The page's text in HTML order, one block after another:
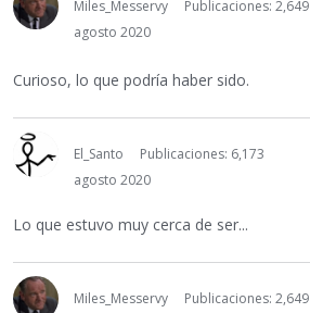
Miles_Messervy
Publicaciones: 2,649
agosto 2020
Curioso, lo que podría haber sido.
El_Santo
Publicaciones: 6,173
agosto 2020
Lo que estuvo muy cerca de ser...
Miles_Messervy
Publicaciones: 2,649